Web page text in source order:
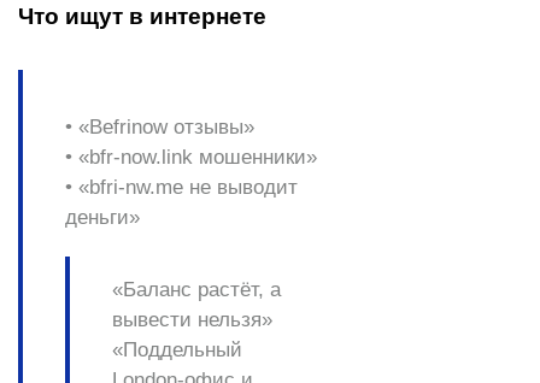
Что ищут в интернете
• «Befrinow отзывы»
• «bfr-now.link мошенники»
• «bfri-nw.me не выводит
деньги»
«Баланс растёт, а
вывести нельзя»
«Поддельный